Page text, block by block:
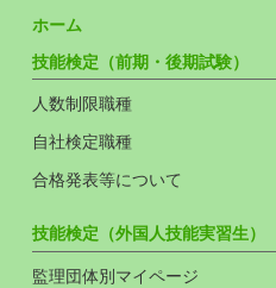
ホーム
技能検定（前期・後期試験）
人数制限職種
自社検定職種
合格発表等について
技能検定（外国人技能実習生）
監理団体別マイページ